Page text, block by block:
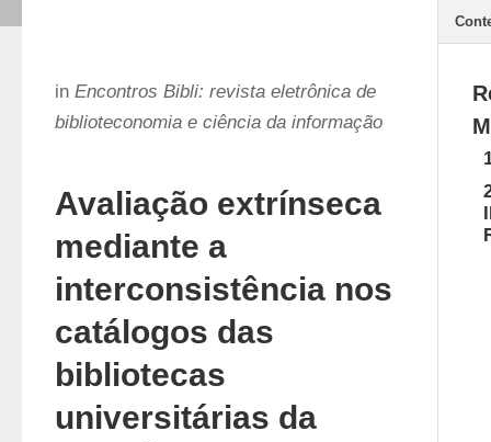
in Encontros Bibli: revista eletrônica de
biblioteconomia e ciência da informação
Avaliação extrínseca
mediante a
interconsistência nos
catálogos das
bibliotecas
universitárias da